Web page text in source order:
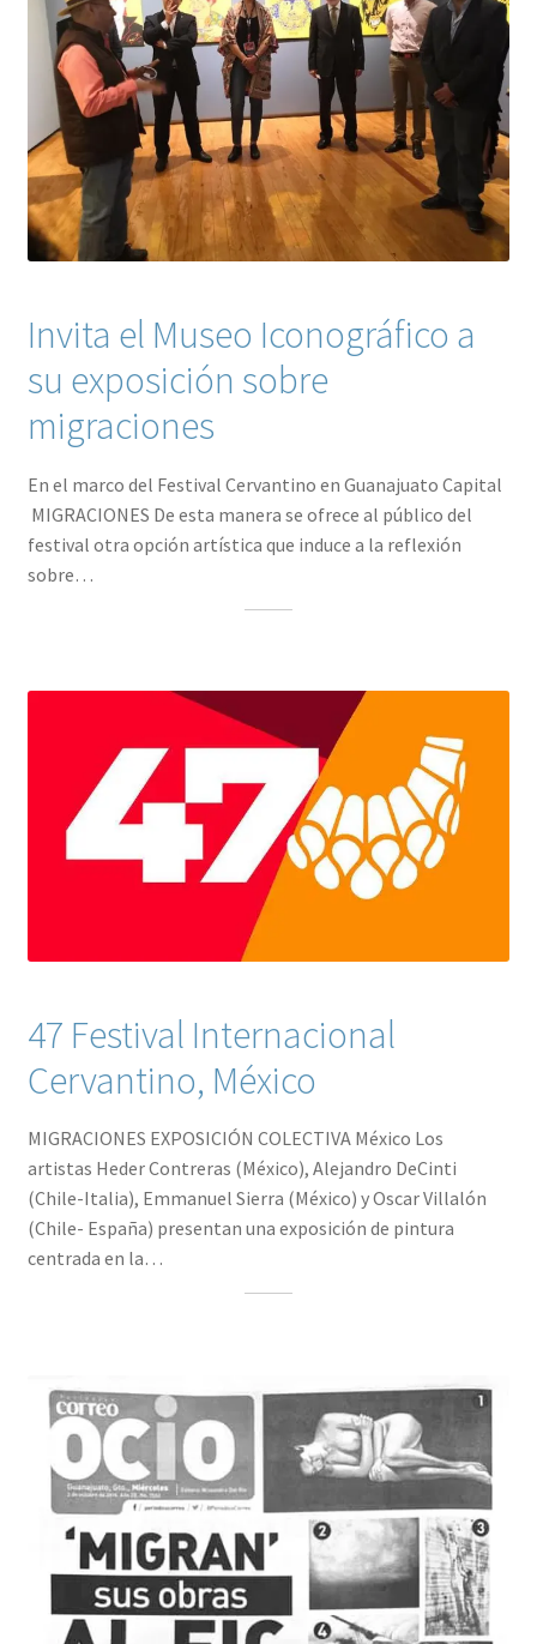
Contacto
Invita el Museo Iconográfico a
su exposición sobre
migraciones
En el marco del Festival Cervantino en Guanajuato Capital
MIGRACIONES De esta manera se ofrece al público del
festival otra opción artística que induce a la reflexión
sobre…
47 Festival Internacional
Cervantino, México
MIGRACIONES EXPOSICIÓN COLECTIVA México Los
artistas Heder Contreras (México), Alejandro DeCinti
(Chile-Italia), Emmanuel Sierra (México) y Oscar Villalón
(Chile- España) presentan una exposición de pintura
centrada en la…